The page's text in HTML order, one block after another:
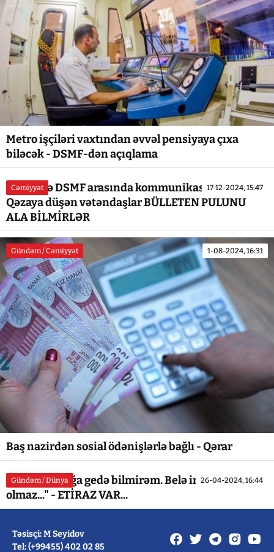
Metro işçiləri vaxtından əvvəl pensiyaya çıxa
biləcək - DSMF-dən açıqlama
Cəmiyyət 17-12-2024, 15:47
TƏBİB və DSMF arasında kommunikasiya boşluğu:
Qəzaya düşən vətəndaşlar BÜLLETEN PULUNU
ALA BİLMİRLƏR
Gündəm / Cəmiyyət 1-08-2024, 16:31
Baş nazirdən sosial ödənişlərlə bağlı - Qərar
Gündəm / Dünya 26-04-2024, 16:44
"Əlimi yumağa gedə bilmirəm. Belə insafsızlıq
olmaz..." - ETİRAZ VAR...
Təsisçi: M Seyidov
Tel: (+99455) 402 02 85